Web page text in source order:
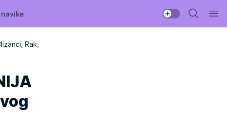
Rak,